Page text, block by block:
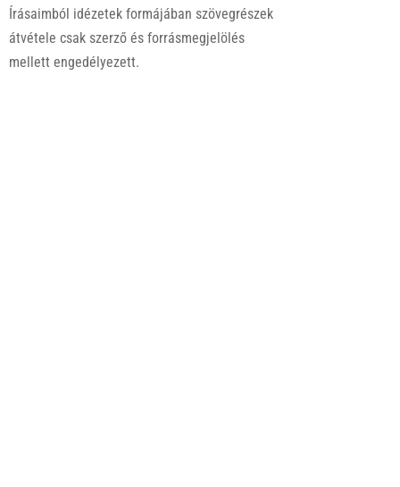
Írásaimból idézetek formájában szövegrészek
átvétele csak szerző és forrásmegjelölés
mellett engedélyezett.